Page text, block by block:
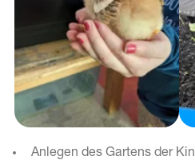
Anlegen des Gartens der